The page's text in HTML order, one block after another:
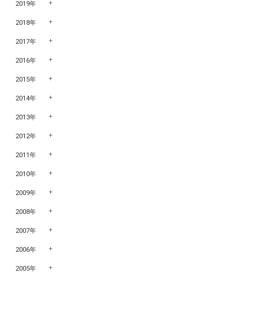
2019年
2018年
2017年
2016年
2015年
2014年
2013年
2012年
2011年
2010年
2009年
2008年
2007年
2006年
2005年